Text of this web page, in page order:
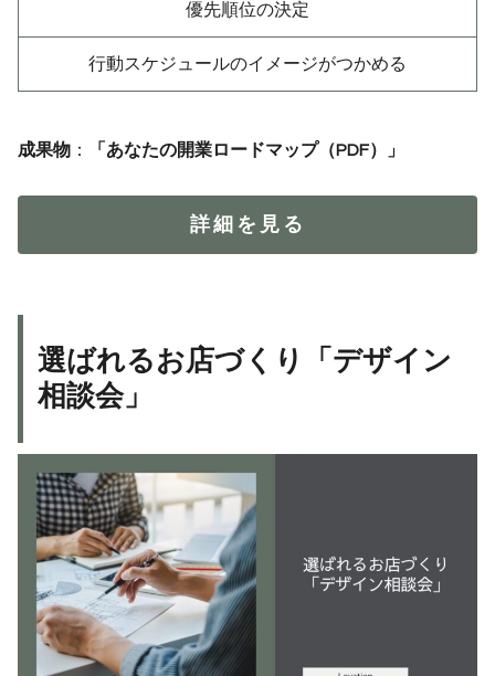
優先順位の決定
行動スケジュールのイメージがつかめる
成果物 ： 「あなたの開業ロードマップ（PDF）」
詳細を見る
選ばれるお店づくり「デザイン
相談会」